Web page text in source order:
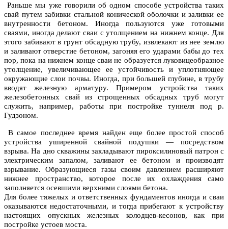
Раньше мы уже говорили об одном способе устройства таких
свай путем забивки стальной конической оболочки и заливки ее
внутренности бетоном. Иногда пользуются уже готовыми
сваями, иногда делают сваи с утолщением на нижнем конце. Для
этого забивают в грунт обсадную трубу, извлекают из нее землю
и заливают отверстие бетоном, загоняя его ударами бабы до тех
пор, пока на нижнем конце сваи не образуется луковицеобразное
утолщение, увеличивающее ее устойчивость и уплотняющее
окружающие слои почвы. Иногда, при большей глубине, в трубу
вводят железную арматуру. Примером устройства таких
железобетонных свай из строщенных обсадных труб могут
служить, например, работы при постройке туннеля под р.
Гудзоном.
В самое последнее время найден еще более простой способ
устройства уширенной свайной подушки — посредством
взрыва. На дно скважины закладывают пироксилиновый патрон с
электрическим запалом, заливают ее бетоном и производят
взрывание. Образующиеся газы своим давлением расширяют
нижнее пространство, которое после их охлаждения само
заполняется осевшими верхними слоями бетона.
Для более тяжелых и ответственных фундаментов иногда и сваи
оказываются недостаточными, и тогда прибегают к устройству
настоящих опускных железных колодцев-кесонов, как при
постройке устоев моста.